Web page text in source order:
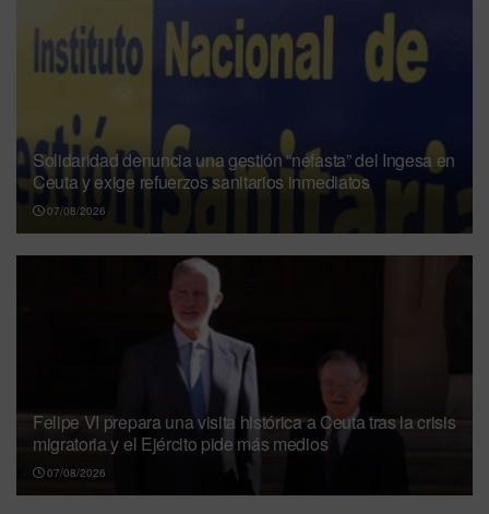
Solidaridad denuncia una gestión “nefasta” del Ingesa en
Ceuta y exige refuerzos sanitarios inmediatos
07/08/2026
Felipe VI prepara una visita histórica a Ceuta tras la crisis
migratoria y el Ejército pide más medios
07/08/2026